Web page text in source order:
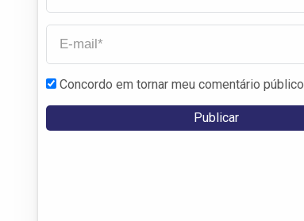
Concordo em tornar meu comentário público